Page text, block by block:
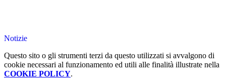
Notizie
Questo sito o gli strumenti terzi da questo utilizzati si avvalgono di
cookie necessari al funzionamento ed utili alle finalità illustrate nella
COOKIE POLICY.